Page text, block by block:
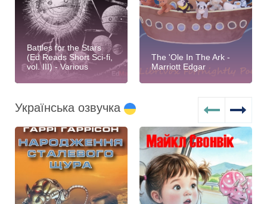
Battles for the Stars
(Ed Reads Short Sci-fi,
vol. III) - Various
The 'Ole In The Ark -
Marriott Edgar
Українська озвучка